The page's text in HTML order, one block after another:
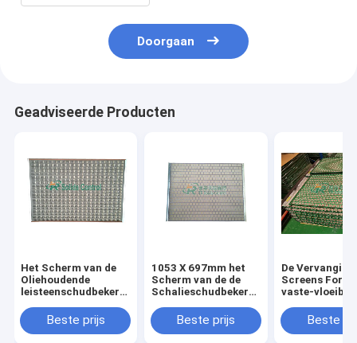
Doorgaan
Geadviseerde Producten
Het Scherm van de
Oliehoudende
leisteenschudbeker
Schudbeker van Lijn
de Schonere Schalie
Beste prijs
1053 X 697mm het
Scherm van de de
Schalieschudbeker
API325Beste prijs
De Vervanging Mesh
Screens For van de
vaste-
Beste